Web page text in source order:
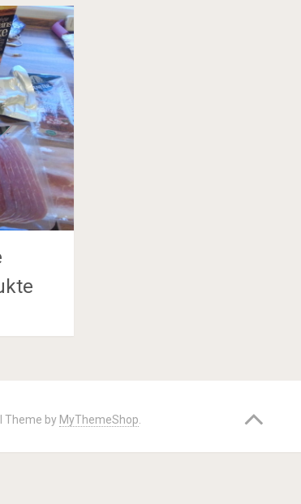
Theme by MyThemeShop.